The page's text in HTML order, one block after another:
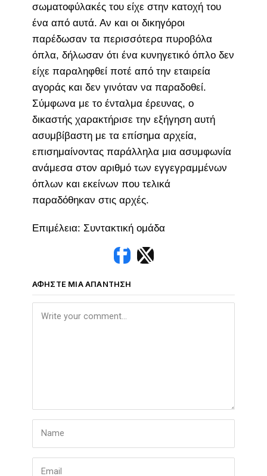
σωματοφύλακές του είχε στην κατοχή του
ένα από αυτά. Αν και οι δικηγόροι
παρέδωσαν τα περισσότερα πυροβόλα
όπλα, δήλωσαν ότι ένα κυνηγετικό όπλο δεν
είχε παραληφθεί ποτέ από την εταιρεία
αγοράς και δεν γινόταν να παραδοθεί.
Σύμφωνα με το ένταλμα έρευνας, ο
δικαστής χαρακτήρισε την εξήγηση αυτή
ασυμβίβαστη με τα επίσημα αρχεία,
επισημαίνοντας παράλληλα μια ασυμφωνία
ανάμεσα στον αριθμό των εγγεγραμμένων
όπλων και εκείνων που τελικά
παραδόθηκαν στις αρχές.
Επιμέλεια: Συντακτική ομάδα
ΑΦΉΣΤΕ ΜΙΑ ΑΠΆΝΤΗΣΗ